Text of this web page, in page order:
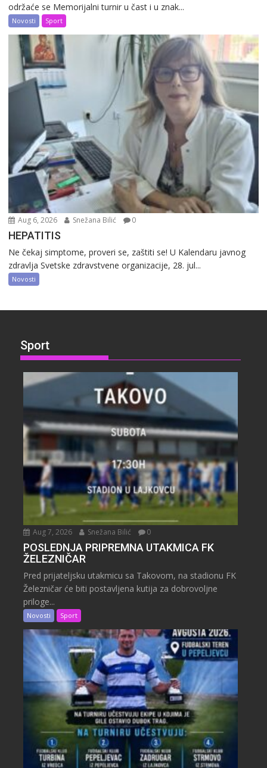
održaće se Memorijalni turnir u čast i u znak...
Novosti Sport
Aug 6, 2026 Snežana Bilić 0
HEPATITIS
Ne čekaj simptome, proveri se, zaštiti se! U Kalendaru javnog
zdravlja Svetske zdravstvene organizacije, 28. jul...
Novosti
Sport
Aug 7, 2026 Snežana Bilić 0
POSLEDNJA PRIPREMNA UTAKMICA FK
ŽELEZNIČAR
Pred prijateljsku utakmicu sa Takovom, na stadionu FK
Železničar će biti postavljena kutija za dobrovoljne
priloge...
Novosti Sport